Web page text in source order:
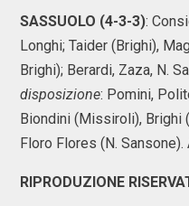
SASSUOLO (4-3-3):
Longhi; Taider (Brighi),
Brighi); Berardi, Zaza, N.
disposizione: Pomini,
Biondini (Missiroli), Brighi
Floro Flores (N. Sansone).
RIPRODUZIONE